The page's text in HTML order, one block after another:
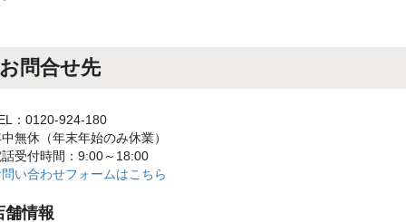
お問合せ先
：0120-924-180
無休（年末年始のみ休業）
受付時間：9:00～18:00
い合わせフォームはこちら
舗情報